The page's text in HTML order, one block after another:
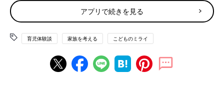
「出産後、この子は生きられるの？」…妊娠中に感
じた不安
だったのでしょうか？
アプリで続きを見る
育児体験談 家族を考える こどものミライ